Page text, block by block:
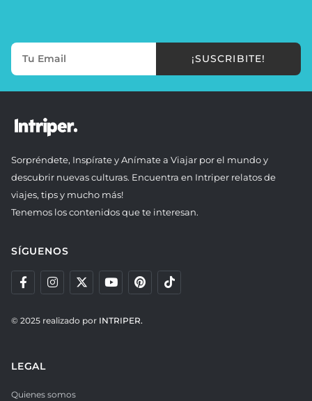
¡SUSCRIBITE!
Sorpréndete, Inspírate y Anímate a Viajar por el mundo y
descubrir nuevas culturas. Encuentra en Intriper relatos de
viajes, tips y mucho más!
Tenemos los contenidos que te interesan.
SÍGUENOS
© 2025 realizado por INTRIPER.
LEGAL
Quienes somos